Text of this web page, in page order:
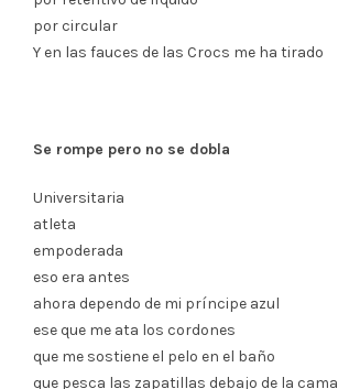
por circular
Y en las fauces de las Crocs me ha tirado
Se rompe pero no se dobla
Universitaria
atleta
empoderada
eso era antes
ahora dependo de mi príncipe azul
ese que me ata los cordones
que me sostiene el pelo en el baño
que pesca las zapatillas debajo de la cama